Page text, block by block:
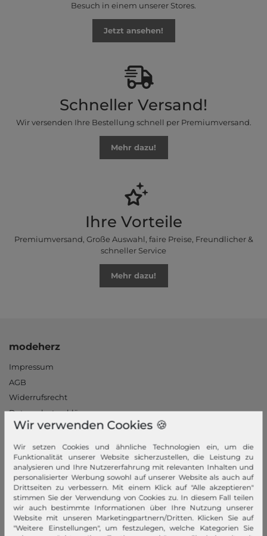
Besuch in einem unserer Stores.
Jetzt ansehen!
Schneller Versand!
Wir versenden Ihre Bestellung schnell per Premiumversand.
Mehr dazu!
Ihre Vorteile
Premiumversand, Große Auswahl, faire Preise, Freundlicher &
schneller Service
Mehr dazu!
modeherz
Impressum
AGB
Widerrufsrecht
Datenschutzerklärung
Datenschutzeinstellungen
Barrierefreiheitserklärung
Jobs
Unsere Stores
Mein Konto
Login
Wir verwenden Cookies 🍪
Wir setzen Cookies und ähnliche Technologien ein, um die
Funktionalität unserer Website sicherzustellen, die Leistung zu
analysieren und Ihre Nutzererfahrung mit relevanten Inhalten und
personalisierter Werbung sowohl auf unserer Website als auch auf
Drittseiten zu verbessern. Mit einem Klick auf "Alle akzeptieren"
stimmen Sie der Verwendung von Cookies zu. In diesem Fall teilen
wir auch bestimmte Informationen über Ihre Nutzung unserer
Website mit unseren Marketingpartnern/Dritten. Klicken Sie auf
"Weitere Einstellungen", um festzulegen, welche Kategorien Sie